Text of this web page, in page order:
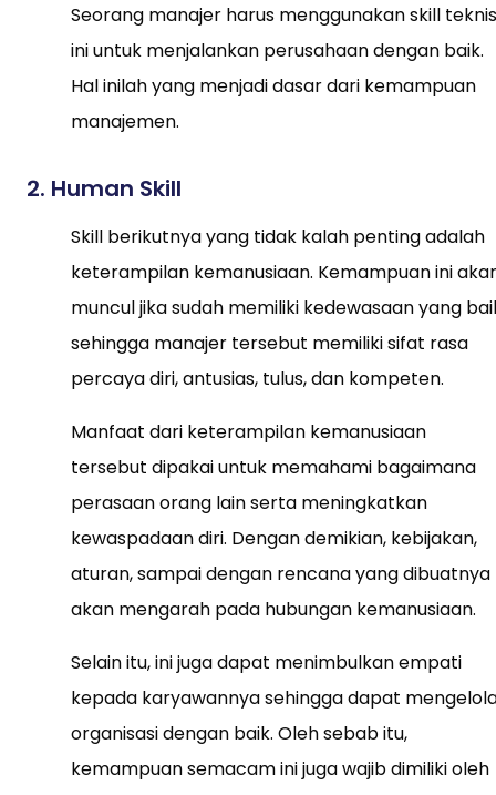
Seorang manajer harus menggunakan skill teknis
ini untuk menjalankan perusahaan dengan baik.
Hal inilah yang menjadi dasar dari kemampuan
manajemen.
2. Human Skill
Skill berikutnya yang tidak kalah penting adalah
keterampilan kemanusiaan. Kemampuan ini
muncul jika sudah memiliki kedewasaan yang
sehingga manajer tersebut memiliki sifat rasa
percaya diri, antusias, tulus, dan kompeten.
Manfaat dari keterampilan kemanusiaan
tersebut dipakai untuk memahami bagaimana
perasaan orang lain serta meningkatkan
kewaspadaan diri. Dengan demikian, kebijakan,
aturan, sampai dengan rencana yang dibuatnya
akan mengarah pada hubungan kemanusiaan.
Selain itu, ini juga dapat menimbulkan empati
kepada karyawannya sehingga dapat
organisasi dengan baik. Oleh sebab itu,
kemampuan semacam ini juga wajib dimiliki oleh